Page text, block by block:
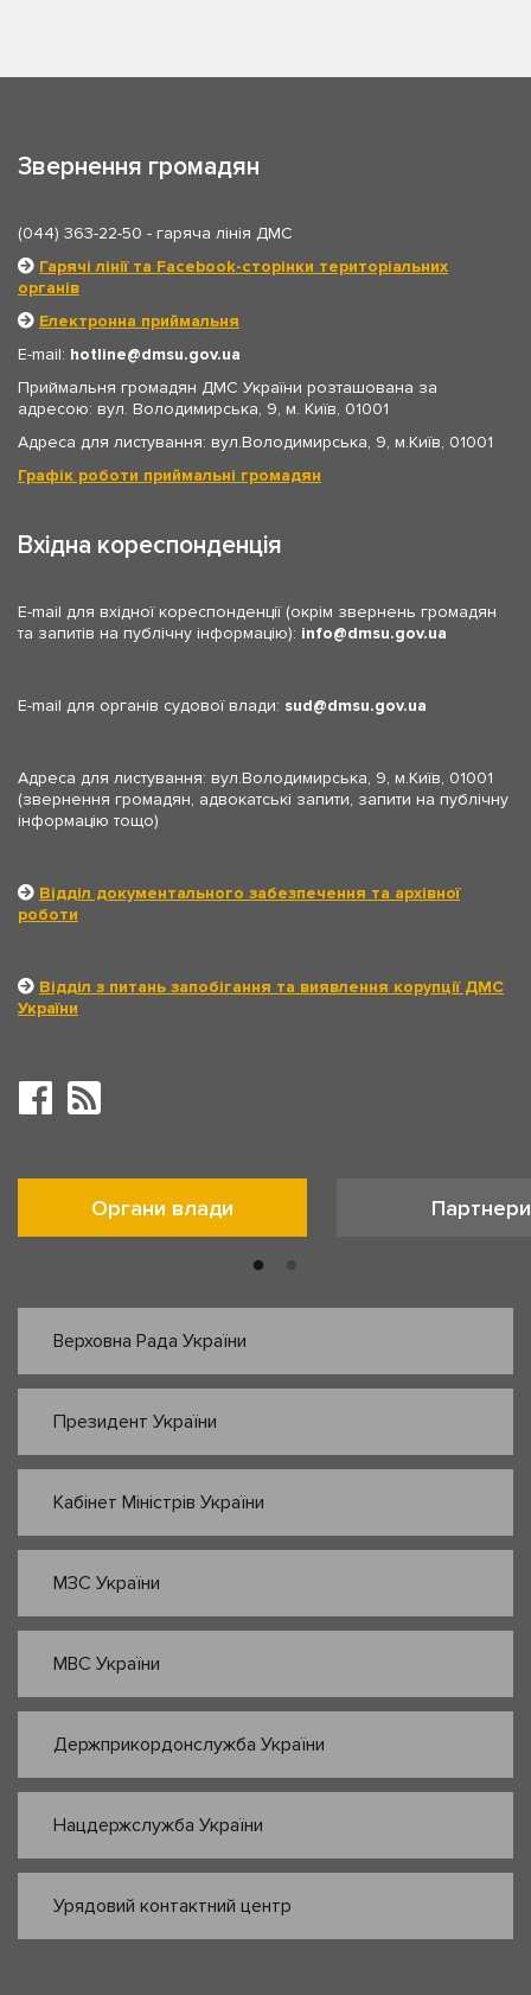
Звернення громадян
(044) 363-22-50 - гаряча лінія ДМС
Гарячі лінії та Facebook-сторінки територіальних
органів
Електронна приймальня
E-mail: hotline
dmsu.gov.ua
Приймальня громадян ДМС України розташована за
адресою: вул. Володимирська, 9, м. Київ, 01001
Адреса для листування: вул.Володимирська, 9, м.Київ, 01001
Графік роботи приймальні громадян
Вхідна кореспонденція
E-mail для вхідної кореспонденції (окрім звернень громадян
та запитів на публічну інформацію): info dmsu.gov.ua
E-mail для органів судової влади: sud dmsu.gov.ua
Адреса для листування: вул.Володимирська, 9, м.Київ, 01001
(звернення громадян, адвокатські запити, запити на публічну
інформацію тощо)
Відділ документального забезпечення та архівної
роботи
Відділ з питань запобігання та виявлення корупції ДМС
України
Органи влади Партнери
Верховна Рада України
Президент України
Кабінет Міністрів України
МЗС України
МВС України
Держприкордонслужба України
Нацдержслужба України
Урядовий контактний центр